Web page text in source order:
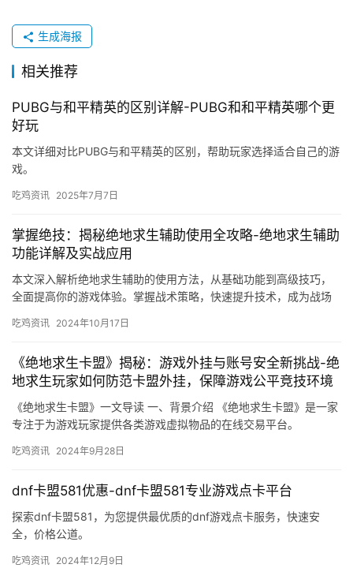
生成海报
相关推荐
PUBG与和平精英的区别详解-PUBG和和平精英哪个更
好玩
本文详细对比PUBG与和平精英的区别，帮助玩家选择适合自己的游
戏。
吃鸡资讯 2025年7月7日
掌握绝技：揭秘绝地求生辅助使用全攻略-绝地求生辅助
功能详解及实战应用
本文深入解析绝地求生辅助的使用方法，从基础功能到高级技巧，
全面提高你的游戏体验。掌握战术策略，快速提升技术，成为战场
吃鸡资讯 2024年10月17日
《绝地求生卡盟》揭秘：游戏外挂与账号安全新挑战-绝
地求生玩家如何防范卡盟外挂，保障游戏公平竞技环境
《绝地求生卡盟》一文导读 一、背景介绍 《绝地求生卡盟》是一家
专注于为游戏玩家提供各类游戏虚拟物品的在线交易平台。
吃鸡资讯 2024年9月28日
dnf卡盟581优惠-dnf卡盟581专业游戏点卡平台
探索dnf卡盟581，为您提供最优质的dnf游戏点卡服务，快速安
全，价格公道。
吃鸡资讯 2024年12月9日